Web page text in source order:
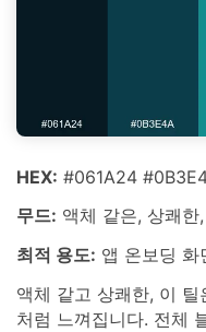
HEX: #061A24
무드: 액체 같은, 상쾌
최적 용도: 앱 온보딩 화
액체 같고 상쾌한, 이
처럼 느껴집니다. 전체